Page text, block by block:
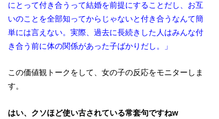
にとって付き合うって結婚を前提にすることだし、お互
いのことを全部知ってからじゃないと付き合うなんて簡
単には言えない。実際、過去に長続きした人はみんな付
き合う前に体の関係があった子ばかりだし。」
この価値観トークをして、女の子の反応をモニターしま
す。
はい、クソほど使い古されている常套句ですねw